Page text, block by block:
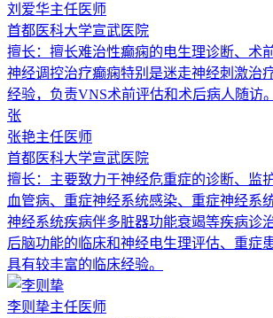
刘爱华主任医师
首都医科大学宣武医院
擅长： 擅长难治性癫痫的电生理诊断、术
神经调控治疗癫痫特别是迷走神经刺激治
经验，负责VNS术前评估和术后病人随访。
张
张艳主任医师
首都医科大学宣武医院
擅长： 主要致力于神经危重症的诊断、监
血管病、重症神经系统感染、重症神经系
神经系统疾病伴多脏器功能衰竭等疾病诊
后脑功能的临床和神经电生理评估、重症
具有较丰富的临床经验。
李则挚主任医师